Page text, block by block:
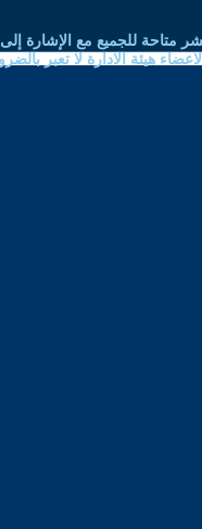
متاحة للجميع مع الإشارة
هيئة الادارة لا تعبر